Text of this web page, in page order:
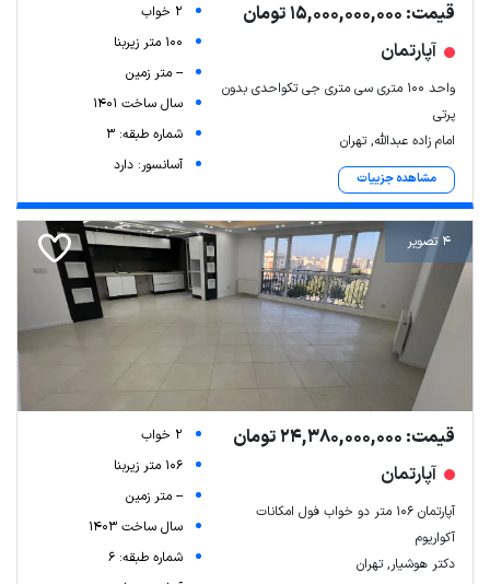
قیمت: 15,000,000,000 تومان
آپارتمان
واحد ۱۰۰ متری سی متری جی تکواحدی بدون
پرتی
امام زاده عبدالله, تهران
مشاهده جزییات
2 خواب
100 متر زیربنا
-- متر زمین
سال ساخت 1401
شماره طبقه: 3
آسانسور: دارد
4 تصویر
قیمت: 24,380,000,000 تومان
آپارتمان
آپارتمان ۱۰۶ متر دو خواب فول امکانات
آکواریوم
دکتر هوشیار, تهران
2 خواب
106 متر زیربنا
-- متر زمین
سال ساخت 1403
شماره طبقه: 6